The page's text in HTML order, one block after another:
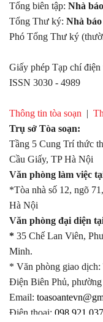
Tổng biên tập: Nhà
Tổng Thư ký: Nhà
Phó Tổng Thư ký
Giấy phép Tạp chí điện
ISSN 3030 - 4989
Thông tin tòa soạn |
Trụ sở Tòa soạn:
Tầng 5 Cung Trí thức
Cầu Giấy, TP Hà Nội
Văn phòng làm việc
*Tòa nhà số 12, ngõ
Hà Nội
Văn phòng đại diện
* 35 Chế Lan Viên,
Minh.
* Văn phòng giao
Điện Biên Phủ,
Email:
Điện thoại: